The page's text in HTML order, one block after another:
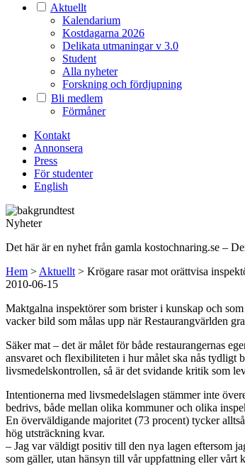
Aktuellt
Kalendarium
Kostdagarna 2026
Delikata utmaningar v 3.0
Student
Alla nyheter
Forskning och fördjupning
Bli medlem
Förmåner
Kontakt
Annonsera
Press
För studenter
English
Nyheter
Det här är en nyhet från gamla kostochnaring.se –
Hem > Aktuellt > Krögare rasar mot orättvisa
2010-06-15
Maktgalna inspektörer som brister i kunskap och
vacker bild som målas upp när Restaurangvärlden
Säker mat – det är målet för både restaurangernas
ansvaret och flexibiliteten i hur målet ska nås tydligt
livsmedelskontrollen, så är det svidande kritik som
Intentionerna med livsmedelslagen stämmer inte
bedrivs, både mellan olika kommuner och olika
En överväldigande majoritet (73 procent) tycker
hög utsträckning kvar.
– Jag var väldigt positiv till den nya lagen eftersom
som gäller, utan hänsyn till vår uppfattning eller vårt